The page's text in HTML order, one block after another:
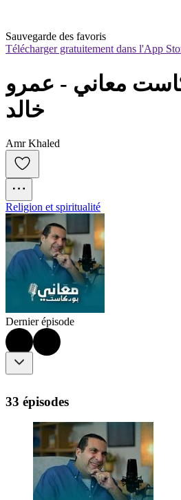
Sauvegarde des favoris
Télécharger gratuitement dans l'App
معاني - عمرو
خالد
Amr Khaled
Religion et spiritualité
Dernier épisode
33 épisodes